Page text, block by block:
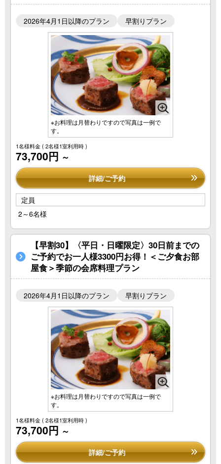
2026年4月1日以降のプラン 早割りプラン
※お料理は月替わりですので写真は一例で
す。
1名様料金( 2名様1室利用時 )
73,700円 ～
詳細/ご予約
定員
2～6名様
【早割30】〈平日・日曜限定〉30日前までの
ご予約でお一人様3300円お得！＜ご夕食お部
屋食＞季節の会席料理プラン
2026年4月1日以降のプラン 早割りプラン
※お料理は月替わりですので写真は一例で
す。
1名様料金( 2名様1室利用時 )
73,700円 ～
詳細/ご予約